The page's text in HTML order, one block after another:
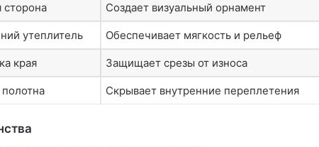
сторона Создает визуальный орнамент
утеплитель Обеспечивает мягкость и рельеф
края Защищает срезы от износа
Скрывает внутренние переплетения